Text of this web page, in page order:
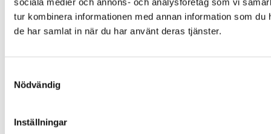
tur kombinera informationen med annan information som du
de har samlat in när du har använt deras tjänster.
Nödvändig
Inställningar
Rengöringsmedel